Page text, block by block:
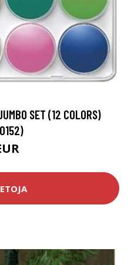
SET (12 COLORS)